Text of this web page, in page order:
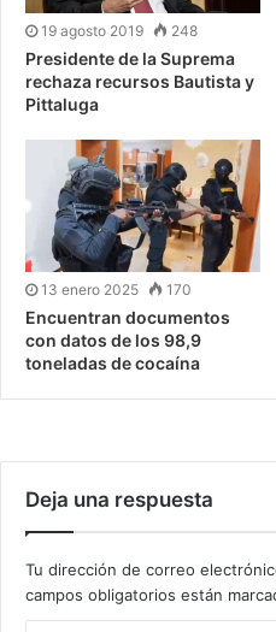
19 agosto 2019 248
Presidente de la Suprema
rechaza recursos Bautista y
Pittaluga
13 enero 2025 170
Encuentran documentos
con datos de los 98,9
toneladas de cocaína
Deja una respuesta
Tu dirección de correo
campos obligatorios están